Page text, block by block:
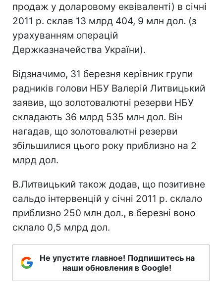
продаж у доларовому еквіваленті) в січні
2011 р. склав 13 млрд 404, 9 млн дол. (з
урахуванням операцій
Держказначейства України).
Відзначимо, 31 березня керівник групи
радників голови НБУ Валерій Литвицький
заявив, що золотовалютні резерви НБУ
складають 36 млрд 535 млн дол. Він
нагадав, що золотовалютні резерви
збільшилися цього року приблизно на 2
млрд дол.
В.Литвицький також додав, що позитивне
сальдо інтервенцій у січні 2011 р. склало
приблизно 250 млн дол., в березні воно
склало 0,5 млрд дол.
Не упустите главное! Подпишитесь на
наши обновления в Google!